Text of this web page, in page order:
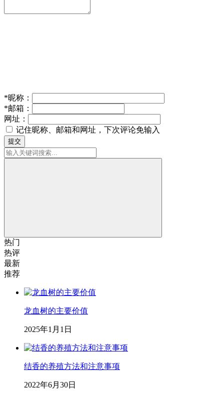
*昵称：
*邮箱：
网址：
记住昵称、邮箱和网址，下次评论免输入
提交
热门
热评
最新
推荐
龙血树的主要价值
2025年1月1日
结香的养殖方法和注意事项
2022年6月30日